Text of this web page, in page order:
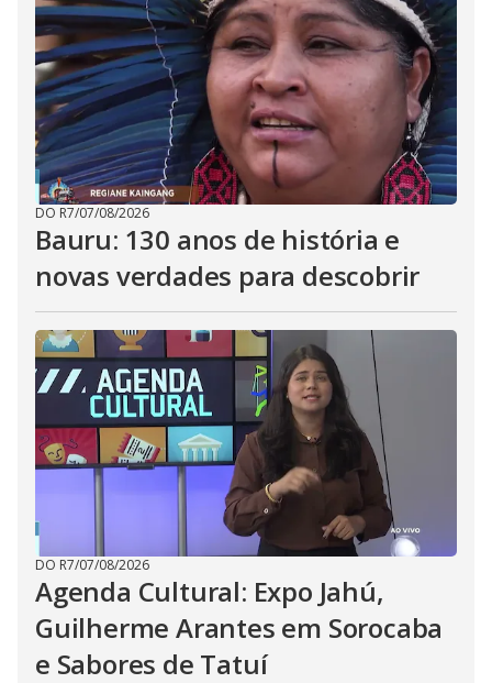
DO R7/07/08/2026
Bauru: 130 anos de história e
novas verdades para descobrir
DO R7/07/08/2026
Agenda Cultural: Expo Jahú,
Guilherme Arantes em Sorocaba
e Sabores de Tatuí